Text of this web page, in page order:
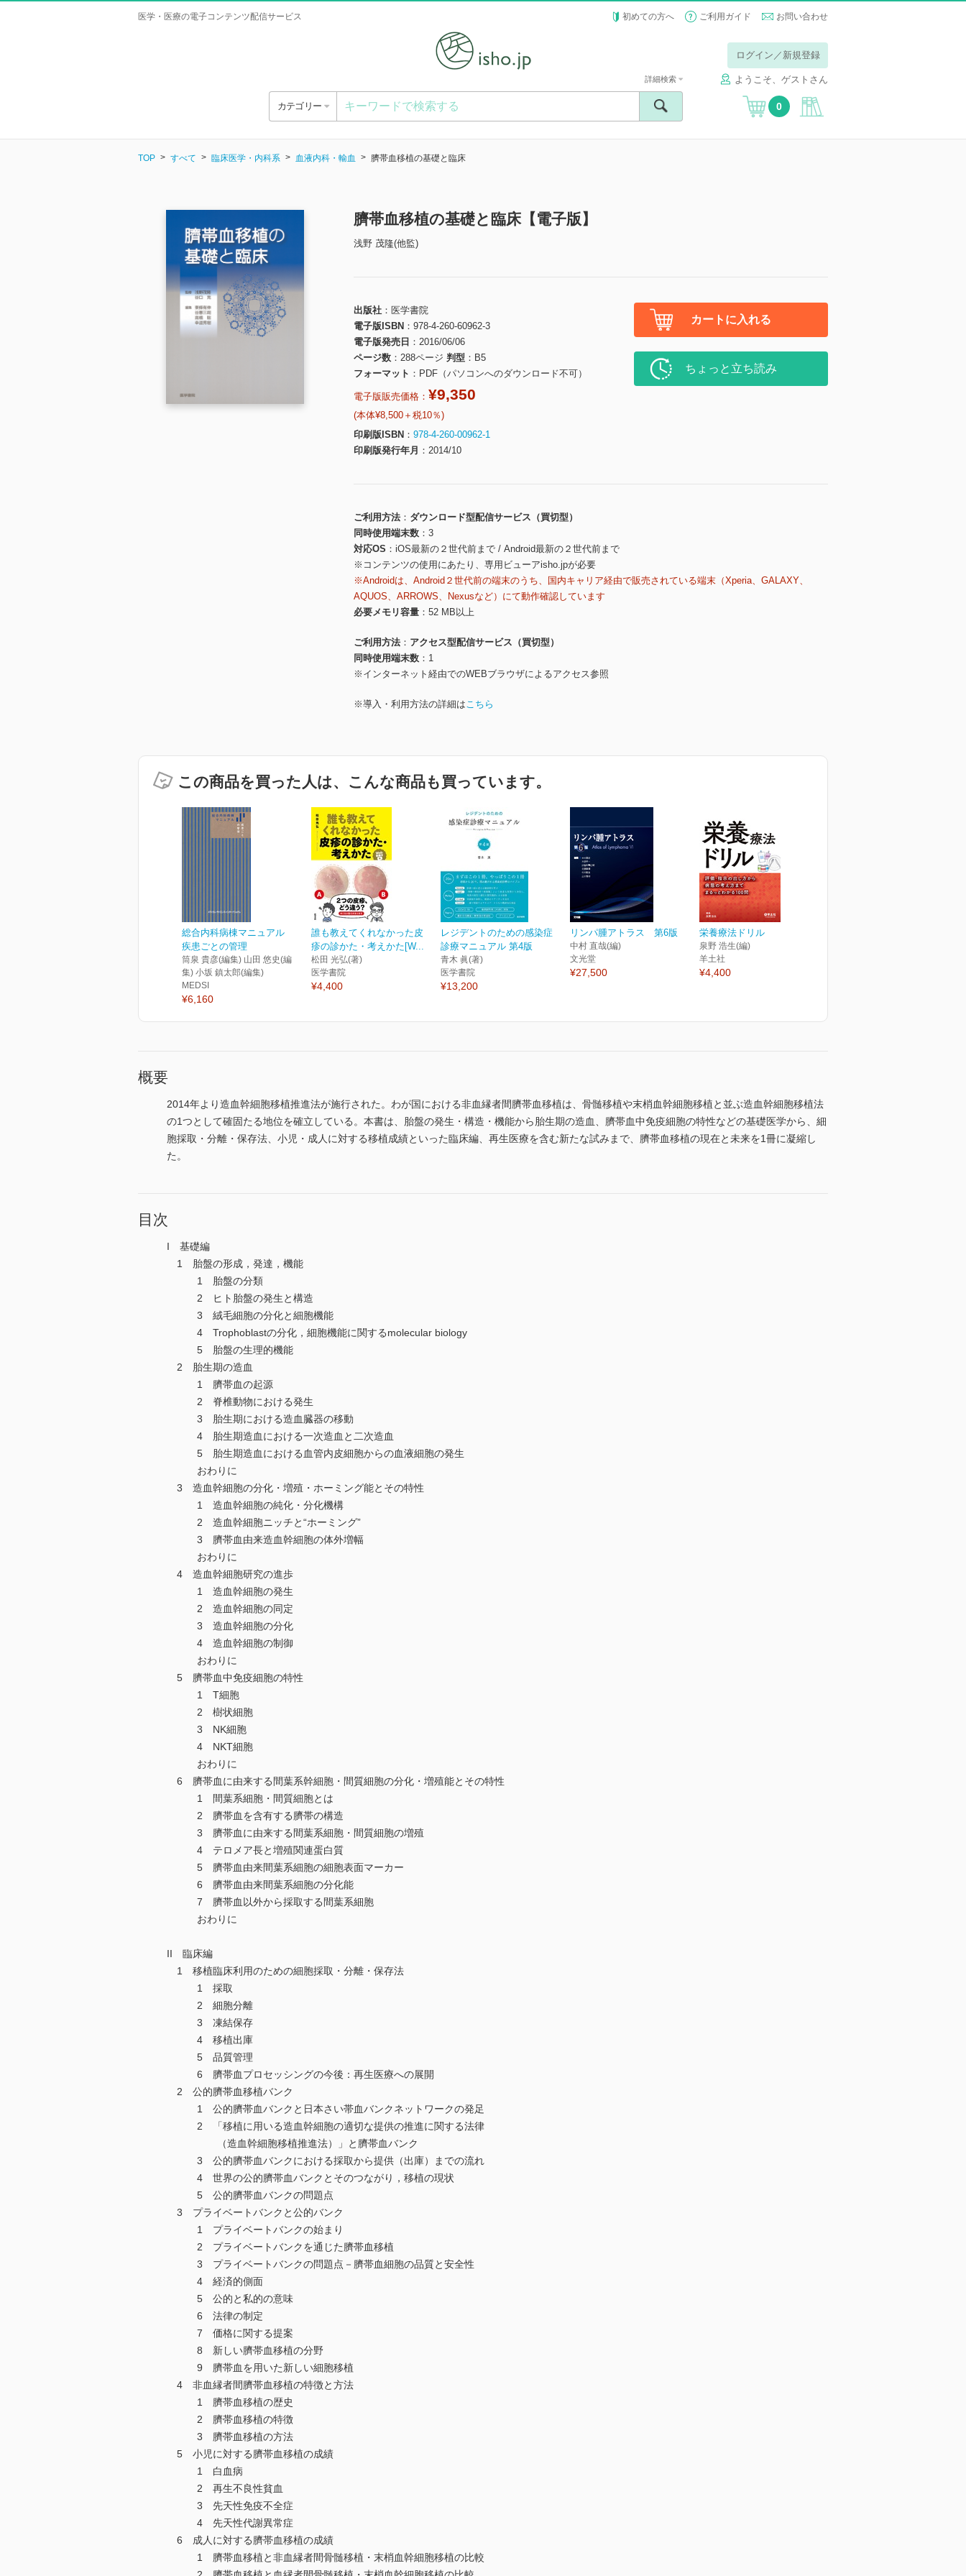
医学・医療の電子コンテンツ配信サービス 初めての方へ ご利用ガイド お問い合わせ
ログイン／新規登録
ようこそ、ゲストさん
カテゴリー
詳細検索
0
TOP すべて 臨床医学・内科系 血液内科・輸血 臍帯血移植の基礎と臨床
臍帯血移植の基礎と臨床【電子版】
浅野 茂隆(他監)
出版社
医学書院
電子版ISBN
978-4-260-60962-3
電子版発売日
2016/06/06
ページ数
288ページ 判型
B5
フォーマット
PDF（パソコンへのダウンロード不可）
電子版販売価格： ¥9,350
(本体¥8,500＋税10％)
印刷版ISBN
978-4-260-00962-1
印刷版発行年月
2014/10
カートに入れる
ちょっと立ち読み
ご利用方法
ダウンロード型配信サービス（買切型）
同時使用端末数
3
対応OS
iOS最新の２世代前まで / Android最新の２世代前まで
※コンテンツの使用にあたり、専用ビューアisho.jpが必要
※Androidは、Android２世代前の端末のうち、国内キャリア経由で販売されている端末（Xperia、GALAXY、
AQUOS、ARROWS、Nexusなど）にて動作確認しています
必要メモリ容量
52 MB以上
ご利用方法
アクセス型配信サービス（買切型）
同時使用端末数
1
※インターネット経由でのWEBブラウザによるアクセス参照
※導入・利用方法の詳細はこちら
この商品を買った人は、こんな商品も買っています。
総合内科病棟マニュアル
疾患ごとの管理
筒泉 貴彦(編集) 山田 悠史(編
集) 小坂 鎮太郎(編集)
MEDSI
¥6,160
誰も教えてくれなかった皮
疹の診かた・考えかた[W...
松田 光弘(著)
医学書院
¥4,400
レジデントのための感染症
診療マニュアル 第4版
青木 眞(著)
医学書院
¥13,200
リンパ腫アトラス 第6版
中村 直哉(編)
文光堂
¥27,500
栄養療法ドリル
泉野 浩生(編)
羊土社
¥4,400
概要
2014年より造血幹細胞移植推進法が施行された。わが国における非血縁者間臍帯血移植は、骨髄移植や末梢血幹細胞移植と並ぶ造血幹細胞移植法
の1つとして確固たる地位を確立している。本書は、胎盤の発生・構造・機能から胎生期の造血、臍帯血中免疫細胞の特性などの基礎医学から、細
胞採取・分離・保存法、小児・成人に対する移植成績といった臨床編、再生医療を含む新たな試みまで、臍帯血移植の現在と未来を1冊に凝縮し
た。
目次
I 基礎編
1 胎盤の形成，発達，機能
1 胎盤の分類
2 ヒト胎盤の発生と構造
3 絨毛細胞の分化と細胞機能
4 Trophoblastの分化，細胞機能に関するmolecular biology
5 胎盤の生理的機能
2 胎生期の造血
1 臍帯血の起源
2 脊椎動物における発生
3 胎生期における造血臓器の移動
4 胎生期造血における一次造血と二次造血
5 胎生期造血における血管内皮細胞からの血液細胞の発生
おわりに
3 造血幹細胞の分化・増殖・ホーミング能とその特性
1 造血幹細胞の純化・分化機構
2 造血幹細胞ニッチと“ホーミング”
3 臍帯血由来造血幹細胞の体外増幅
おわりに
4 造血幹細胞研究の進歩
1 造血幹細胞の発生
2 造血幹細胞の同定
3 造血幹細胞の分化
4 造血幹細胞の制御
おわりに
5 臍帯血中免疫細胞の特性
1 T細胞
2 樹状細胞
3 NK細胞
4 NKT細胞
おわりに
6 臍帯血に由来する間葉系幹細胞・間質細胞の分化・増殖能とその特性
1 間葉系細胞・間質細胞とは
2 臍帯血を含有する臍帯の構造
3 臍帯血に由来する間葉系細胞・間質細胞の増殖
4 テロメア長と増殖関連蛋白質
5 臍帯血由来間葉系細胞の細胞表面マーカー
6 臍帯血由来間葉系細胞の分化能
7 臍帯血以外から採取する間葉系細胞
おわりに
II 臨床編
1 移植臨床利用のための細胞採取・分離・保存法
1 採取
2 細胞分離
3 凍結保存
4 移植出庫
5 品質管理
6 臍帯血プロセッシングの今後：再生医療への展開
2 公的臍帯血移植バンク
1 公的臍帯血バンクと日本さい帯血バンクネットワークの発足
2 「移植に用いる造血幹細胞の適切な提供の推進に関する法律
（造血幹細胞移植推進法）」と臍帯血バンク
3 公的臍帯血バンクにおける採取から提供（出庫）までの流れ
4 世界の公的臍帯血バンクとそのつながり，移植の現状
5 公的臍帯血バンクの問題点
3 プライベートバンクと公的バンク
1 プライベートバンクの始まり
2 プライベートバンクを通じた臍帯血移植
3 プライベートバンクの問題点－臍帯血細胞の品質と安全性
4 経済的側面
5 公的と私的の意味
6 法律の制定
7 価格に関する提案
8 新しい臍帯血移植の分野
9 臍帯血を用いた新しい細胞移植
4 非血縁者間臍帯血移植の特徴と方法
1 臍帯血移植の歴史
2 臍帯血移植の特徴
3 臍帯血移植の方法
5 小児に対する臍帯血移植の成績
1 白血病
2 再生不良性貧血
3 先天性免疫不全症
4 先天性代謝異常症
6 成人に対する臍帯血移植の成績
1 臍帯血移植と非血縁者間骨髄移植・末梢血幹細胞移植の比較